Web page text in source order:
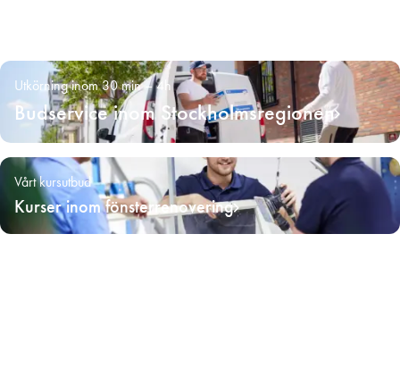
Utkörning inom 30 min – 4h
Budservice inom Stockholmsregionen
Vårt kursutbud
Kurser inom fönsterrenovering